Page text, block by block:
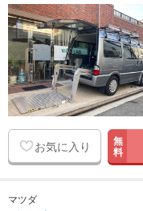
お気に入り 無
料
マツダ